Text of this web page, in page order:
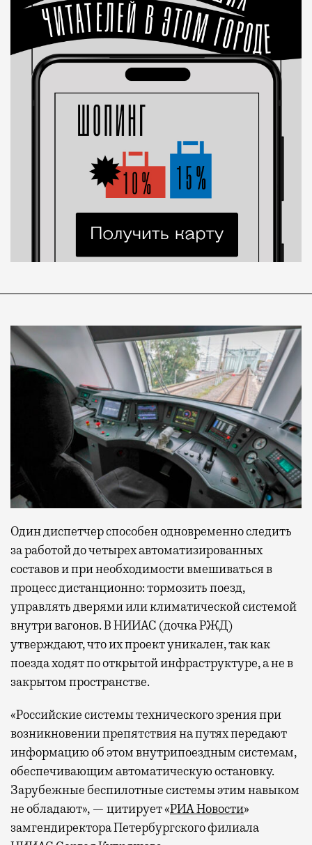
Один диспетчер способен одновременно следить
за работой до четырех автоматизированных
составов и при необходимости вмешиваться в
процесс дистанционно: тормозить поезд,
управлять дверями или климатической системой
внутри вагонов. В НИИАС (дочка РЖД)
утверждают, что их проект уникален, так как
поезда ходят по открытой инфраструктуре, а не в
закрытом пространстве.
«Российские системы технического зрения при
возникновении препятствия на путях передают
информацию об этом внутрипоездным системам,
обеспечивающим автоматическую остановку.
Зарубежные беспилотные системы этим навыком
не обладают», — цитирует «РИА Новости»
замгендиректора Петербургского филиала